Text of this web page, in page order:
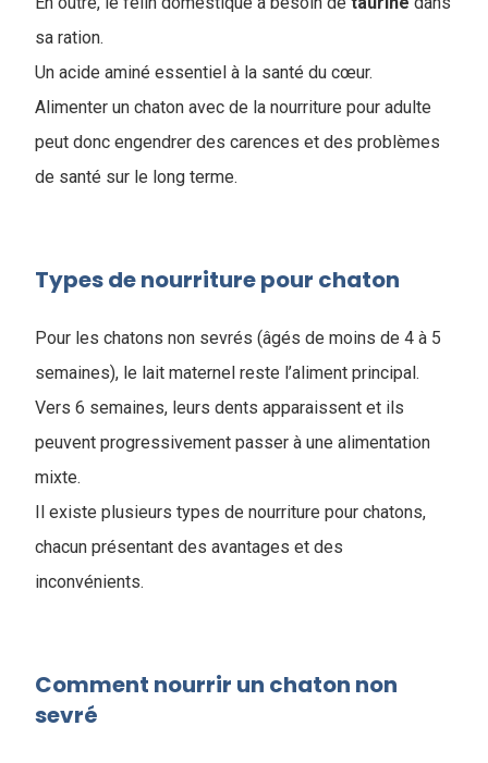
sa ration.
Un acide aminé essentiel à la santé du cœur.
Alimenter un chaton avec de la nourriture pour adulte
peut donc engendrer des carences et des problèmes
de santé sur le long terme.
Types de nourriture pour chaton
Pour les chatons non sevrés (âgés de moins de 4 à 5
semaines), le lait maternel reste l’aliment principal.
Vers 6 semaines, leurs dents apparaissent et ils
peuvent progressivement passer à une alimentation
mixte.
Il existe plusieurs types de nourriture pour chatons,
chacun présentant des avantages et des
inconvénients.
Comment nourrir un chaton non
sevré